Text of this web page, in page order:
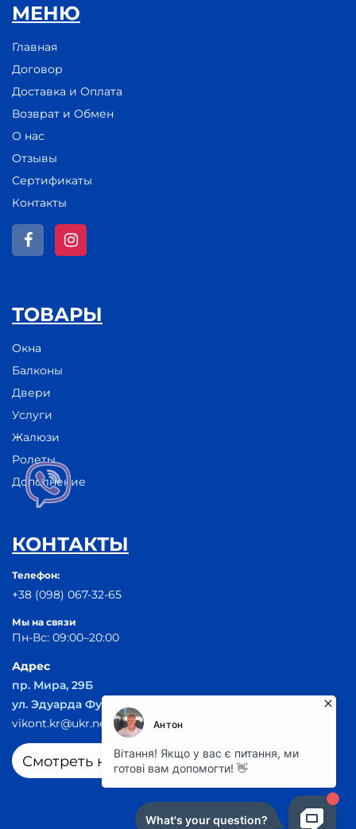
МЕНЮ
Главная
Договор
Доставка и Оплата
Возврат и Обмен
О нас
Отзывы
Сертификаты
Контакты
ТОВАРЫ
Окна
Балконы
Двери
Услуги
Жалюзи
Ролеты
Дополнение
КОНТАКТЫ
Телефон:
+38 (098) 067-32-65
Мы на связи
Пн-Вс: 09:00–20:00
Адрес
пр. Мира, 29Б
ул. Эдуарда Фукса 55
vikont.kr@ukr.net
Смотреть на карте